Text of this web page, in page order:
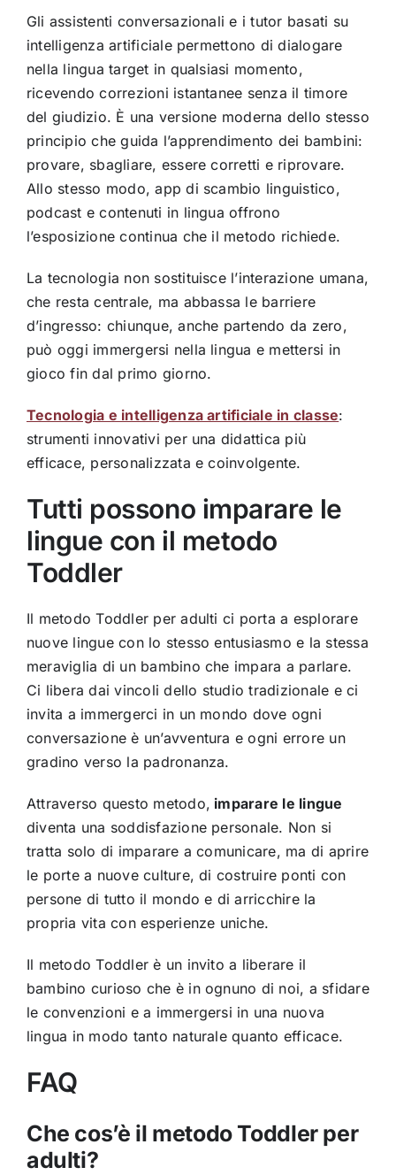
Gli assistenti conversazionali e i tutor basati su
intelligenza artificiale permettono di dialogare
nella lingua target in qualsiasi momento,
ricevendo correzioni istantanee senza il timore
del giudizio. È una versione moderna dello stesso
principio che guida l’apprendimento dei bambini:
provare, sbagliare, essere corretti e riprovare.
Allo stesso modo, app di scambio linguistico,
podcast e contenuti in lingua offrono
l’esposizione continua che il metodo richiede.
La tecnologia non sostituisce l’interazione umana,
che resta centrale, ma abbassa le barriere
d’ingresso: chiunque, anche partendo da zero,
può oggi immergersi nella lingua e mettersi in
gioco fin dal primo giorno.
Tecnologia e intelligenza artificiale in classe:
strumenti innovativi per una didattica più
efficace, personalizzata e coinvolgente.
Tutti possono imparare le
lingue con il metodo
Toddler
Il metodo Toddler per adulti ci porta a esplorare
nuove lingue con lo stesso entusiasmo e la stessa
meraviglia di un bambino che impara a parlare.
Ci libera dai vincoli dello studio tradizionale e ci
invita a immergerci in un mondo dove ogni
conversazione è un’avventura e ogni errore un
gradino verso la padronanza.
Attraverso questo metodo, imparare le lingue
diventa una soddisfazione personale. Non si
tratta solo di imparare a comunicare, ma di aprire
le porte a nuove culture, di costruire ponti con
persone di tutto il mondo e di arricchire la
propria vita con esperienze uniche.
Il metodo Toddler è un invito a liberare il
bambino curioso che è in ognuno di noi, a sfidare
le convenzioni e a immergersi in una nuova
lingua in modo tanto naturale quanto efficace.
FAQ
Che cos’è il metodo Toddler per
adulti?